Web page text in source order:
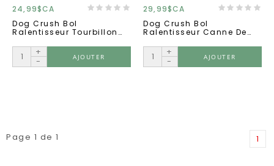
24,99$CA
Dog Crush Bol
Ralentisseur Tourbillon
+
-
AJOUTER
29,99$CA
Dog Crush Bol
Ralentisseur Canne De
+
-
AJOUTER
Page 1 de 1 1